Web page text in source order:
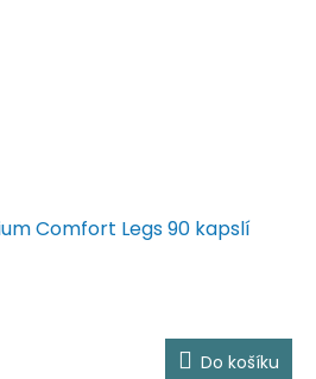
Comfort Legs 90 kapslí
Do košíku